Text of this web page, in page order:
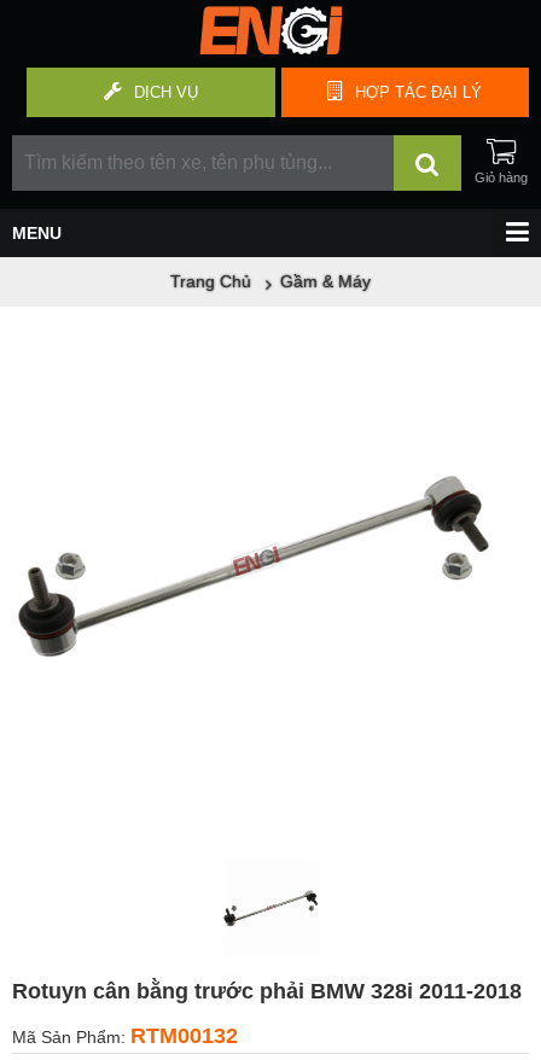
HỢP TÁC ĐẠI LÝ
DỊCH VỤ
Trang Chủ Gầm & Máy
Rotuyn cân bằng trước phải BMW 328i 2011-2018
Mã Sản Phẩm: RTM00132